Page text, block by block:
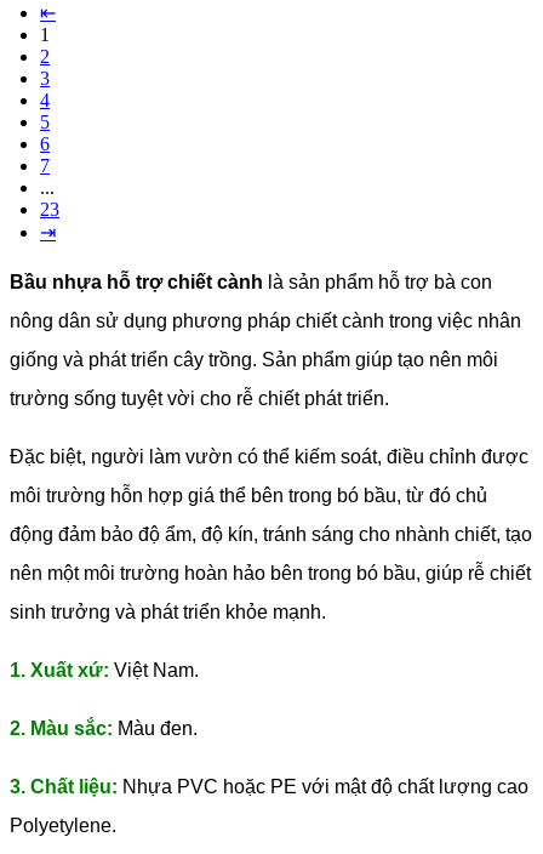
⇤
1
2
3
4
5
6
7
...
23
⇥
Bầu nhựa hỗ trợ chiết cành là sản phẩm hỗ trợ bà con
nông dân sử dụng phương pháp chiết cành trong việc nhân
giống và phát triển cây trồng. Sản phẩm giúp tạo nên môi
trường sống tuyệt vời cho rễ chiết phát triển.
Đặc biệt, người làm vườn có thể kiếm soát, điều chỉnh được
môi trường hỗn hợp giá thể bên trong bó bầu, từ đó chủ
động đảm bảo độ ẩm, độ kín, tránh sáng cho nhành chiết, tạo
nên một môi trường hoàn hảo bên trong bó bầu, giúp rễ chiết
sinh trưởng và phát triển khỏe mạnh.
1. Xuất xứ: Việt Nam.
2. Màu sắc: Màu đen.
3. Chất liệu: Nhựa PVC hoặc PE với mật độ chất lượng cao
Polyetylene.